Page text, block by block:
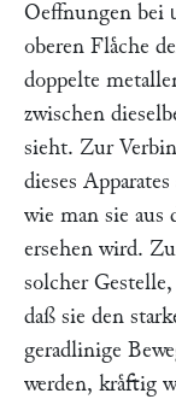
Oeffnungen bei
oberen Flaͤche
doppelte
zwischen
sieht. Zur
dieses
wie man sie aus
ersehen wird.
solcher
daß sie den
geradlinige
werden, kraͤftig